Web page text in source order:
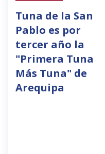
Tuna de la San
Pablo es por
tercer año la
"Primera Tuna
Más Tuna" de
Arequipa